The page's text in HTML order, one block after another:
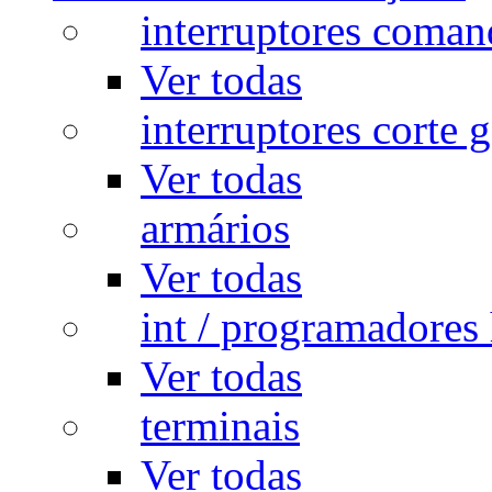
interruptores
Ver todas
interruptores corte
Ver todas
armários
Ver todas
int / programadores
Ver todas
terminais
Ver todas